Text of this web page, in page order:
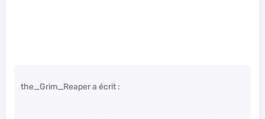
the_Grim_Reaper a écrit :